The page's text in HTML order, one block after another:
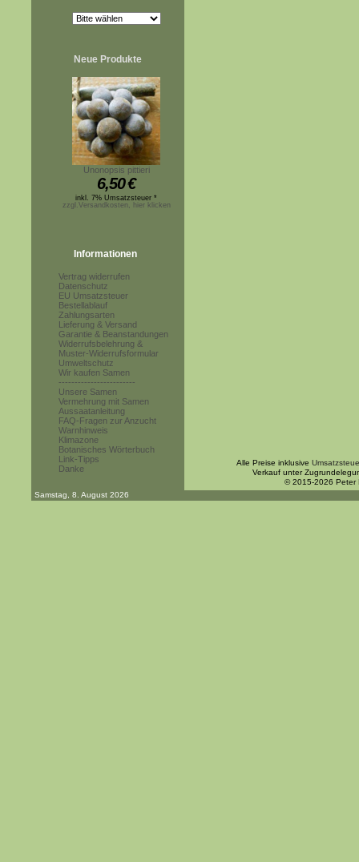
Neue Produkte
Unonopsis pittieri
6,50€
inkl. 7% Umsatzsteuer *
zzgl.Versandkosten, hier klicken
Informationen
Vertrag widerrufen
Datenschutz
EU Umsatzsteuer
Bestellablauf
Zahlungsarten
Lieferung & Versand
Garantie & Beanstandungen
Widerrufsbelehrung &
Muster-Widerrufsformular
Umweltschutz
Wir kaufen Samen
------------------------
Unsere Samen
Vermehrung mit Samen
Aussaatanleitung
FAQ-Fragen zur Anzucht
Warnhinweis
Klimazone
Botanisches Wörterbuch
Link-Tipps
Danke
Alle Preise inklusive
Verkauf unter
© 2015-2026 Peter
Samstag, 8. August 2026